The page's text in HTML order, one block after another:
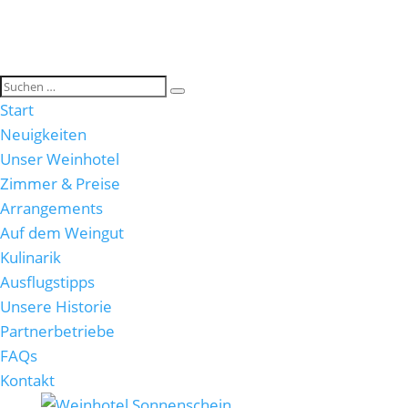
Start
Neuigkeiten
Unser Weinhotel
Zimmer & Preise
Arrangements
Auf dem Weingut
Kulinarik
Ausflugstipps
Unsere Historie
Partnerbetriebe
FAQs
Kontakt